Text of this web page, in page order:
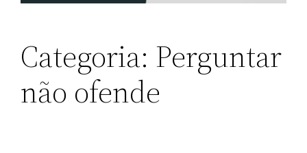
Categoria: Perguntar
não ofende